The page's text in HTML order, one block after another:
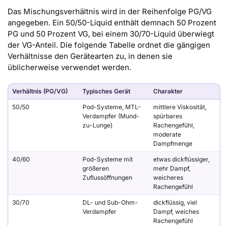
Das Mischungsverhältnis wird in der Reihenfolge PG/VG
angegeben. Ein 50/50-Liquid enthält demnach 50 Prozent
PG und 50 Prozent VG, bei einem 30/70-Liquid überwiegt
der VG-Anteil. Die folgende Tabelle ordnet die gängigen
Verhältnisse den Gerätearten zu, in denen sie
üblicherweise verwendet werden.
Verhältnis (PG/VG) Typisches Gerät Charakter
50/50
Pod-Systeme, MTL-
Verdampfer (Mund-
zu-Lunge)
mittlere Viskosität,
spürbares
Rachengefühl,
moderate
Dampfmenge
40/60
Pod-Systeme mit
größeren
Zuflussöffnungen
etwas dickflüssiger,
mehr Dampf,
weicheres
Rachengefühl
30/70
DL- und Sub-Ohm-
Verdampfer
dickflüssig, viel
Dampf, weiches
Rachengefühl